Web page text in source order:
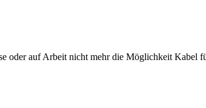
oder auf Arbeit nicht mehr die Möglichkeit